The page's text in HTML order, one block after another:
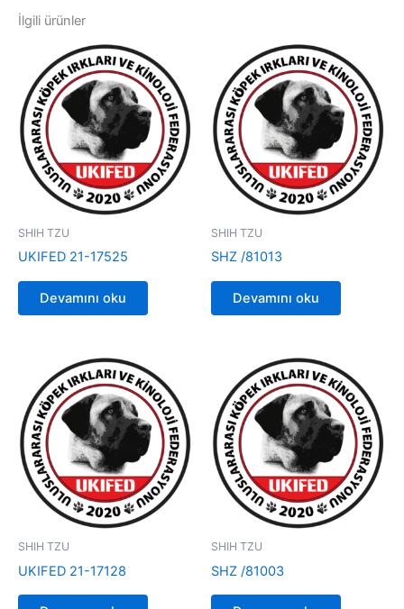
İlgili ürünler
SHIH TZU
UKIFED 21-17525
Devamını oku
SHIH TZU
SHZ /81013
Devamını oku
SHIH TZU
UKIFED 21-17128
SHIH TZU
SHZ /81003